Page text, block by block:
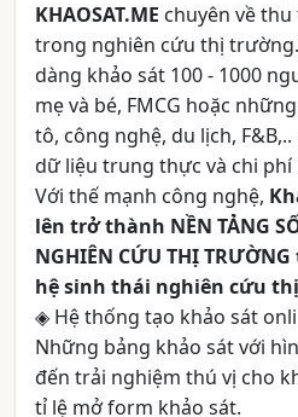
KHAOSAT.ME chuyên về
trong nghiên cứu thị
dàng khảo sát 100 - 1000
mẹ và bé, FMCG hoặc
tô, công nghệ, du lịch,
dữ liệu trung thực và chi phí
Với thế mạnh công nghệ,
lên trở thành NỀN TẢNG
NGHIÊN CỨU THỊ TRƯỜNG
hệ sinh thái nghiên cứu
◈ Hệ thống tạo khảo sát
Những bảng khảo sát với
đến trải nghiệm thú vị cho
tỉ lệ mở form khảo sát.